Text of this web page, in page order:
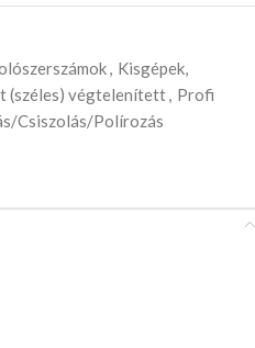
, Kisgépek,
(széles) végtelenített, Profi
Csiszolás/Polírozás